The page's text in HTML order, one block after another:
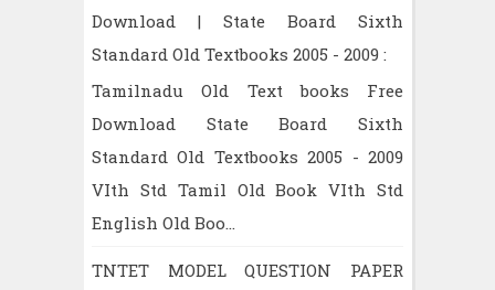
Download | State Board Sixth
Standard Old Textbooks 2005 - 2009 :
Tamilnadu Old Text books Free
Download State Board Sixth
Standard Old Textbooks 2005 - 2009
VIth Std Tamil Old Book VIth Std
English Old Boo...
TNTET MODEL QUESTION PAPER